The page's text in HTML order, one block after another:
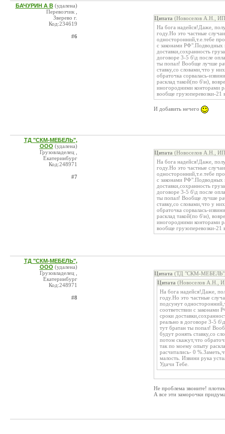
БАЧУРИН А В (удалена)
Перевозчик ,
Зверево г.
Код:234619
#6
Цитата (Новоселов А.Н.,
На бога надейся!Даже,
году.Но это частные
односторонний,т.е.тебе
с законами РФ".Подводных
доставки,сохранность
договоре 3-5 б\д после
ты попал! Вообще лучше
ставку,со словами,что у
обраточка сорвалась-
расклад такой(по б\н),
иногородними конторами
вообще грузоперевозки-21
И добавить нечего
ТД "СКМ-МЕБЕЛЬ",
ООО (удалена)
Грузовладелец ,
Екатеринбург
Код:248971
#7
Цитата (Новоселов А.Н.,
На бога надейся!Даже,
году.Но это частные
односторонний,т.е.тебе
с законами РФ".Подводных
доставки,сохранность
договоре 3-5 б\д после
ты попал! Вообще лучше
ставку,со словами,что у
обраточка сорвалась-
расклад такой(по б\н),
иногородними конторами
вообще грузоперевозки-21
ТД "СКМ-МЕБЕЛЬ",
ООО (удалена)
Грузовладелец ,
Екатеринбург
Код:248971
#8
Цитата (ТД "СКМ-МЕБЕЛЬ",
Цитата (Новоселов А.Н.,
На бога надейся!Даже,
году.Но это частные
подсунут
соответствии с законами
сроки
реально в договоре 3-5
тут братан ты попал!
будут ронять ставку,со
потом скажут,что
так по моему опыту
расчитались- 0
малость. Извини рука
Удачи Тебе.
Не проблема звоните!
А все эти заморочки